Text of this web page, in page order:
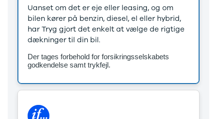
Uanset om det er eje eller leasing, og om
bilen kører på benzin, diesel, el eller hybrid,
har Tryg gjort det enkelt at vælge de rigtige
dækninger til din bil.
Der tages forbehold for forsikringsselskabets
godkendelse samt trykfejl.